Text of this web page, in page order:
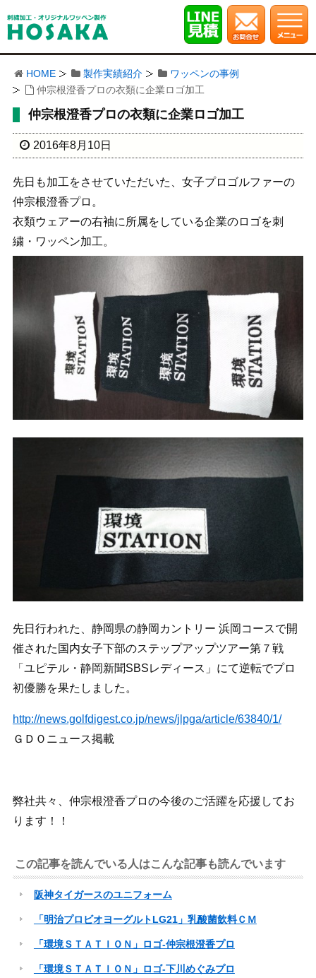
HOME 製作実績紹介
ワッペンの事例
仲宗根澄香プロの衣類に企業ロゴ加工
仲宗根澄香プロの衣類に企業ロゴ加工
2016年8月10日
先日も加工をさせていただいた、女子プロゴルファーの
仲宗根澄香プロ。
衣類ウェアーの右袖に所属をしている企業のロゴを刺
繍・ワッペン加工。
先日行われた、静岡県の静岡カントリー 浜岡コースで開
催された国内女子下部のステップアップツアー第７戦
「ユピテル・静岡新聞SBSレディース」にて逆転でプロ
初優勝を果たしました。
http://news.golfdigest.co.jp/news/jlpga/article/63840/1/
ＧＤＯニュース掲載
弊社共々、仲宗根澄香プロの今後のご活躍を応援してお
ります！！
この記事を読んでいる人はこんな記事も読んでいます
阪神タイガースのユニフォーム
「明治プロビオヨーグルトLG21」乳酸菌飲料ＣＭ
「環境ＳＴＡＴＩＯＮ」ロゴ-仲宗根澄香プロ
「環境ＳＴＡＴＩＯＮ」ロゴ-下川めぐみプロ